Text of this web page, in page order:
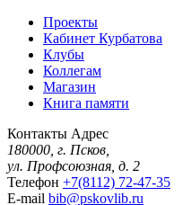
Проекты
Кабинет Курбатова
Клубы
Коллегам
Магазин
Книга памяти
Контакты Адрес
180000, г. Псков,
ул. Профсоюзная, д. 2
Телефон +7(8112) 72-47-35
E-mail bib@pskovlib.ru